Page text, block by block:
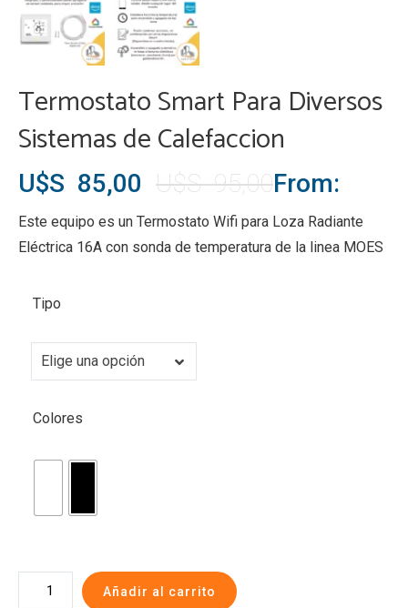
Termostato Smart Para Diversos
Sistemas de Calefaccion
From:
U$S95,00
El
precio
original
U$S
95,00.
U$S 85,00
El
precio
actual
U$S
85,00.
Este equipo es un Termostato Wifi para Loza Radiante
Eléctrica 16A con sonda de temperatura de la linea MOES
Tipo
Elige una opción
Tipo
Colores
Termostato
Añadir al carrito